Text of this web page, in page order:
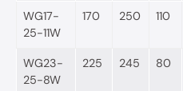
WG17-
25-11W
170 250 110
WG23-
25-8W
225 245 80